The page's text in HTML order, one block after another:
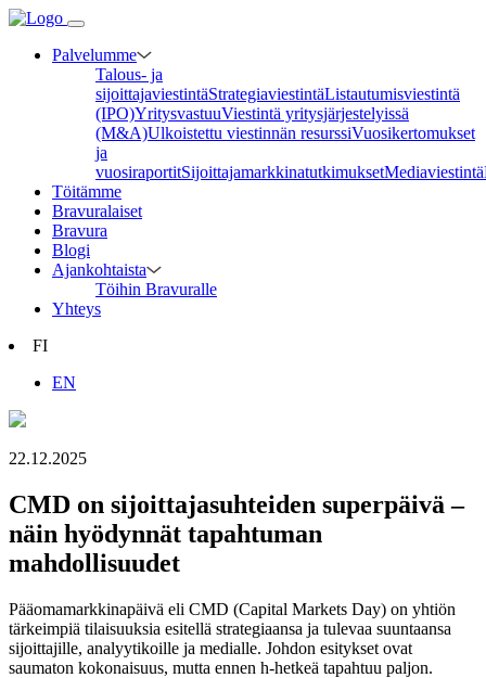
Palvelumme
Talous- ja
sijoittajaviestintäStrategiaviestintäListautumisviestintä
(IPO)YritysvastuuViestintä yritysjärjestelyissä
(M&A)Ulkoistettu viestinnän resurssiVuosikertomukset
ja
vuosiraportitSijoittajamarkkinatutkimuksetMediaviestintä
Töitämme
Bravuralaiset
Bravura
Blogi
Ajankohtaista
Töihin Bravuralle
Yhteys
FI
EN
22.12.2025
CMD on sijoittajasuhteiden superpäivä –
näin hyödynnät tapahtuman
mahdollisuudet
Pääomamarkkinapäivä eli CMD (Capital Markets Day) on yhtiön
tärkeimpiä tilaisuuksia esitellä strategiaansa ja tulevaa suuntaansa
sijoittajille, analyytikoille ja medialle. Johdon esitykset ovat
saumaton kokonaisuus, mutta ennen h-hetkeä tapahtuu paljon.